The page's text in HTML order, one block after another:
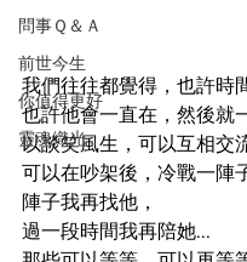
問事Ｑ＆Ａ
前世今生
你值得更好
靈魂織光
我們往往都覺得，也許時
也許他會一直在，然後就
以談笑風生，可以互相交
可以在吵架後，冷戰一陣
陣子我再找他，
過一段時間我再陪她...